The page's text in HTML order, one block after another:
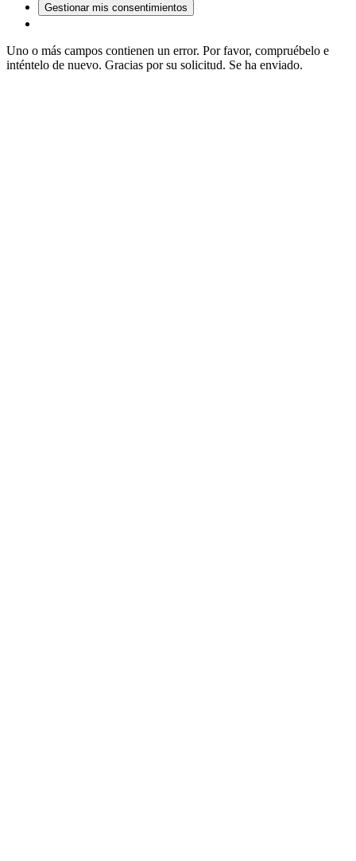
Gestionar mis consentimientos
Uno o más campos contienen un error. Por favor, compruébelo e
inténtelo de nuevo. Gracias por su solicitud. Se ha enviado.